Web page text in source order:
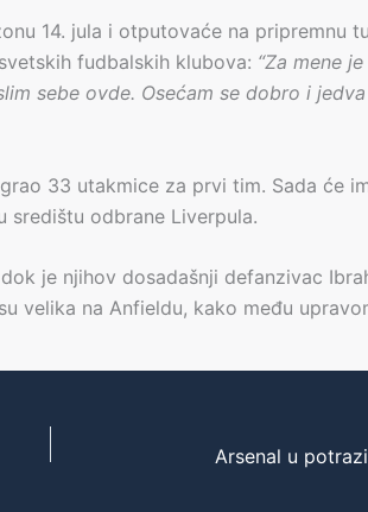
14. jula i otputovaće na pripremnu
fudbalskih klubova: “Za mene
sebe ovde. Osećam se dobro i
33 utakmice za prvi tim. Sada će
središtu odbrane Liverpula.
je njihov dosadašnji defanzivac
velika na Anfieldu, kako među